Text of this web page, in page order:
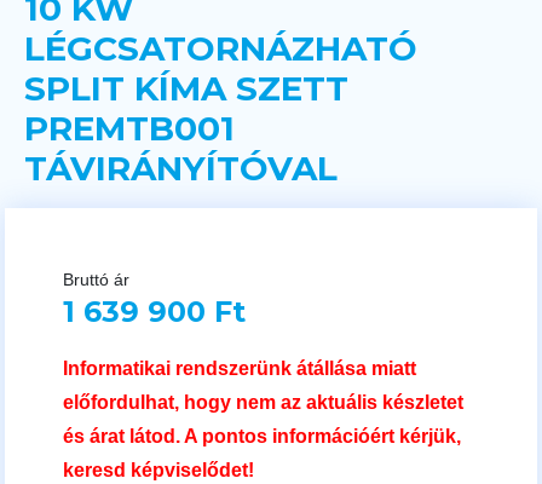
10 KW
LÉGCSATORNÁZHATÓ
SPLIT KÍMA SZETT
PREMTB001
TÁVIRÁNYÍTÓVAL
Bruttó ár
1 639 900 Ft
Informatikai rendszerünk átállása miatt
előfordulhat, hogy nem az aktuális készletet
és árat látod. A pontos információért kérjük,
keresd képviselődet!